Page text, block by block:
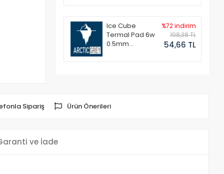
Ice Cube
Termal Pad 6w
0.5mm
%72 indirim
198,38 TL
54,66 TL
Sipariş Ürün Önerileri
ve İade